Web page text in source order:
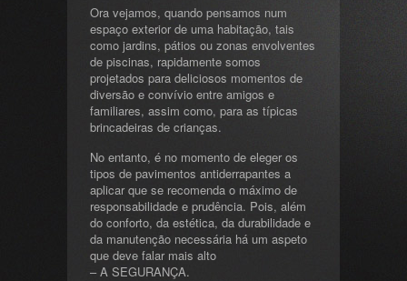
Ora vejamos, quando pensamos num
espaço exterior de uma habitação, tais
como jardins, pátios ou zonas envolventes
de piscinas, rapidamente somos
projetados para deliciosos momentos de
diversão e convívio entre amigos e
familiares, assim como, para as típicas
brincadeiras de crianças.
No entanto, é no momento de eleger os
tipos de pavimentos antiderrapantes a
aplicar que se recomenda o máximo de
responsabilidade e prudência. Pois, além
do conforto, da estética, da durabilidade e
da manutenção necessária há um aspeto
que deve falar mais alto
– A SEGURANÇA.